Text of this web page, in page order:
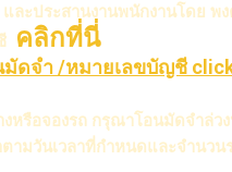
ละประสานงานพนักงานโดย พ
คลิกที่นี่
มัดจำ /หมายเลขบัญชี
หรือจองรถ กรุณาโอนมัดจำล่
ามวันเวลาที่กำหนดและจำนวน